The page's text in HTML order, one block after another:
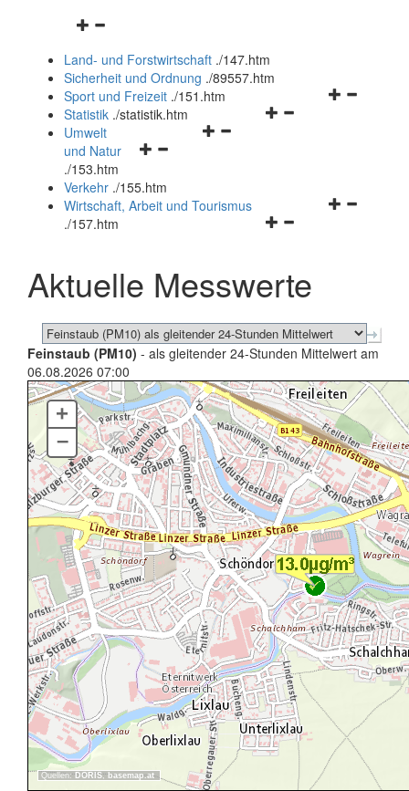
Navigationsmenü
und
schließen
Land- und Forstwirtschaft ./147.htm
Sicherheit und Ordnung ./89557.htm
Navigationsmenü
Sport und Freizeit ./151.htm
Navigationsmenü
Statistik ./statistik.htm
Navigationsmenü
und
schließen
Umwelt
und Natur
./153.htm
Verkehr ./155.htm
Navigationsmenü
schließen
Wirtschaft, Arbeit und Tourismus
./157.htm
Aktuelle Messwerte
Feinstaub (PM10) - als gleitender 24-Stunden Mittelwert am
06.08.2026 07:00
Quellen: DORIS, basemap.at
+
–